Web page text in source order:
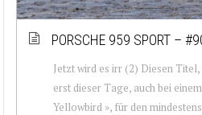
PORSCHE 959 SPORT –
Jetzt wird es irr (2) Diesen
erst dieser Tage, auch bei
Yellowbird », für den